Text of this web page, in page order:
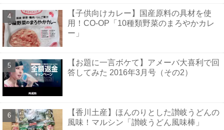
【子供向けカレー】国産原料の具材を使
用！CO-OP「10種類野菜のまろやかカレ
ー」
【お題に一言ボケて】アメーバ大喜利で回
答してみた 2016年3月号（その2）
【香川土産】ほんのりとした讃岐うどんの
風味！マルシン「讃岐うどん風味棒」